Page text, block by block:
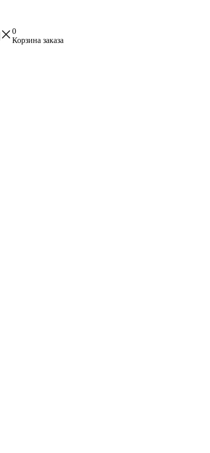
0
Корзина заказа